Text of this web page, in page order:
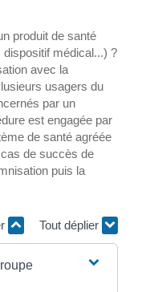
produit de santé
médical...) ?
avec la
usagers du
par un
est engagée par
de santé agréée
de succès de
puis la
Tout déplier